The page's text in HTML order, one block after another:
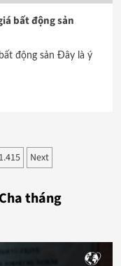
bất động sản
động sản Đây là ý
1.415 Next
tháng